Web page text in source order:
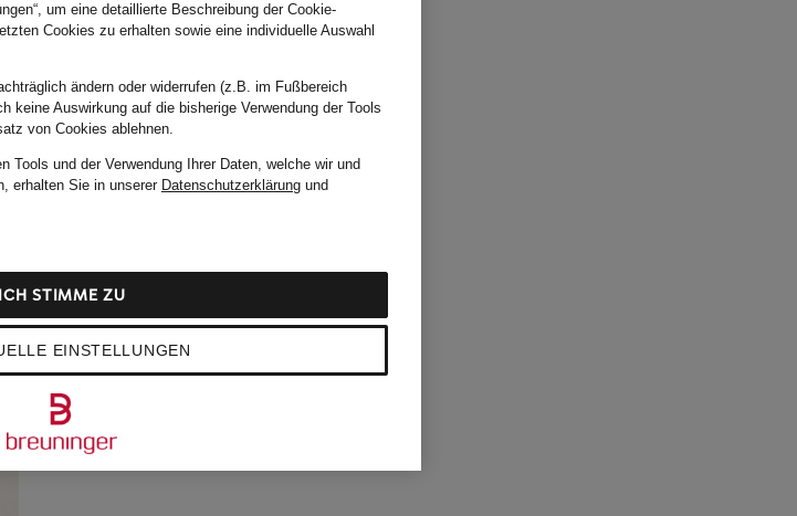
um eine detaillierte Beschreibung der Cookie-
Cookies zu erhalten sowie eine individuelle Auswahl
ändern oder widerrufen (z.B. im Fußbereich
keine Auswirkung auf die bisherige Verwendung der Tools
von Cookies ablehnen.
Tools und der Verwendung Ihrer Daten, welche wir und
erhalten Sie in unserer Datenschutzerklärung und
EINSTELLUNGEN
ICH STIMME ZU